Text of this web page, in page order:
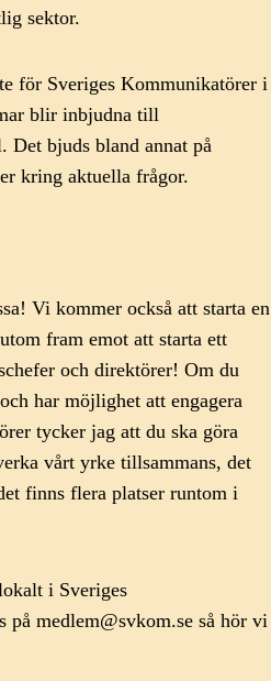
sektor.
för Sveriges Kommunikatörer i
blir inbjudna till
Det bjuds bland annat på
kring aktuella frågor.
Vi kommer också att starta en
fram emot att starta ett
och direktörer! Om du
har möjlighet att engagera
tycker jag att du ska göra
vårt yrke tillsammans, det
finns flera platser runtom i
i Sveriges
på medlem@svkom.se så hör vi